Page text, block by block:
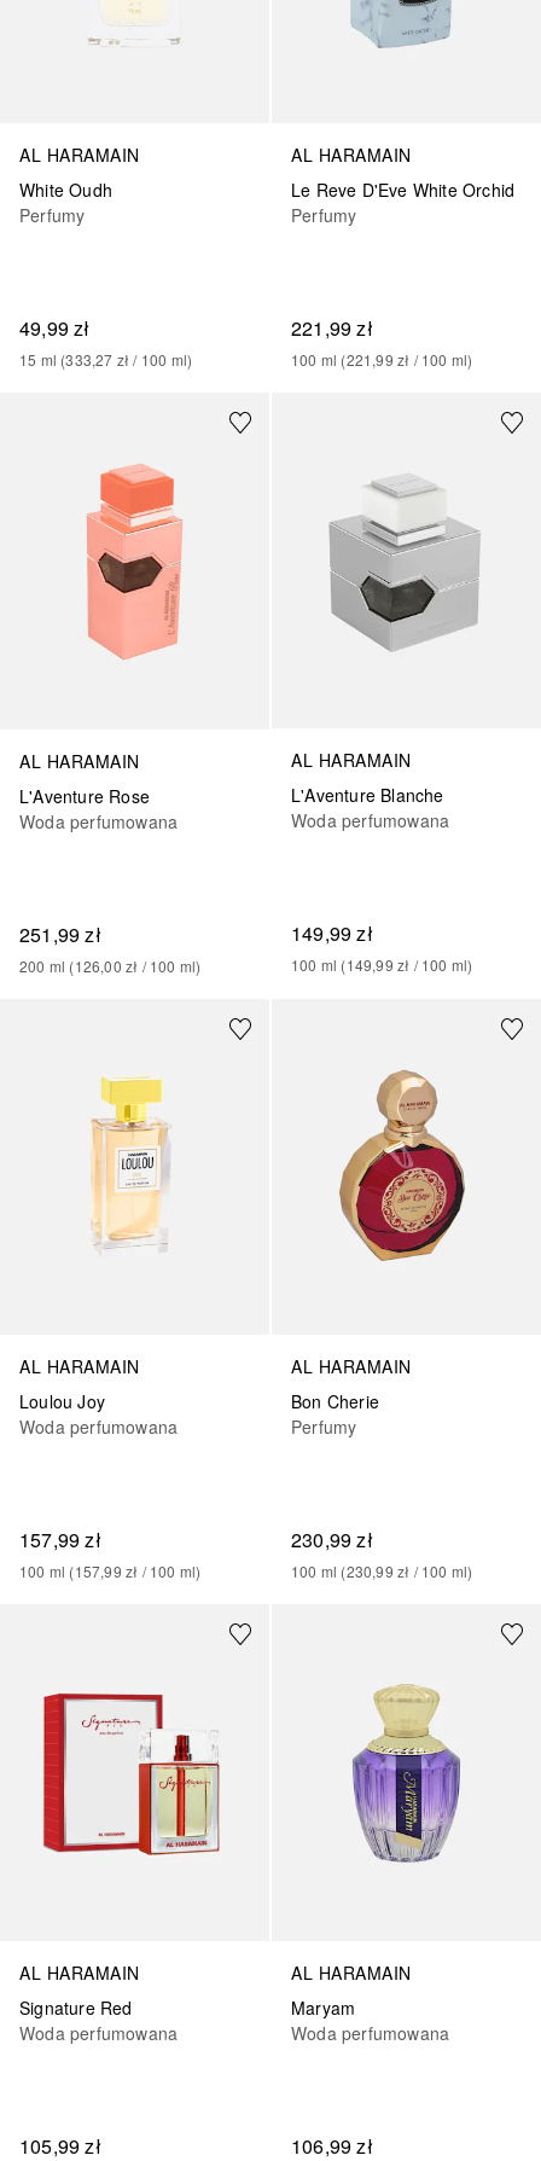
AL HARAMAIN
White Oudh
Perfumy
49,99 zł
15 ml (333,27 zł / 100 ml)
AL HARAMAIN
Le Reve D'Eve White Orchid
Perfumy
221,99 zł
100 ml (221,99 zł / 100 ml)
AL HARAMAIN
L'Aventure Rose
Woda perfumowana
251,99 zł
200 ml (126,00 zł / 100 ml)
AL HARAMAIN
L'Aventure Blanche
Woda perfumowana
149,99 zł
100 ml (149,99 zł / 100 ml)
AL HARAMAIN
Loulou Joy
Woda perfumowana
157,99 zł
100 ml (157,99 zł / 100 ml)
AL HARAMAIN
Bon Cherie
Perfumy
230,99 zł
100 ml (230,99 zł / 100 ml)
AL HARAMAIN
Signature Red
Woda perfumowana
105,99 zł
AL HARAMAIN
Maryam
Woda perfumowana
106,99 zł